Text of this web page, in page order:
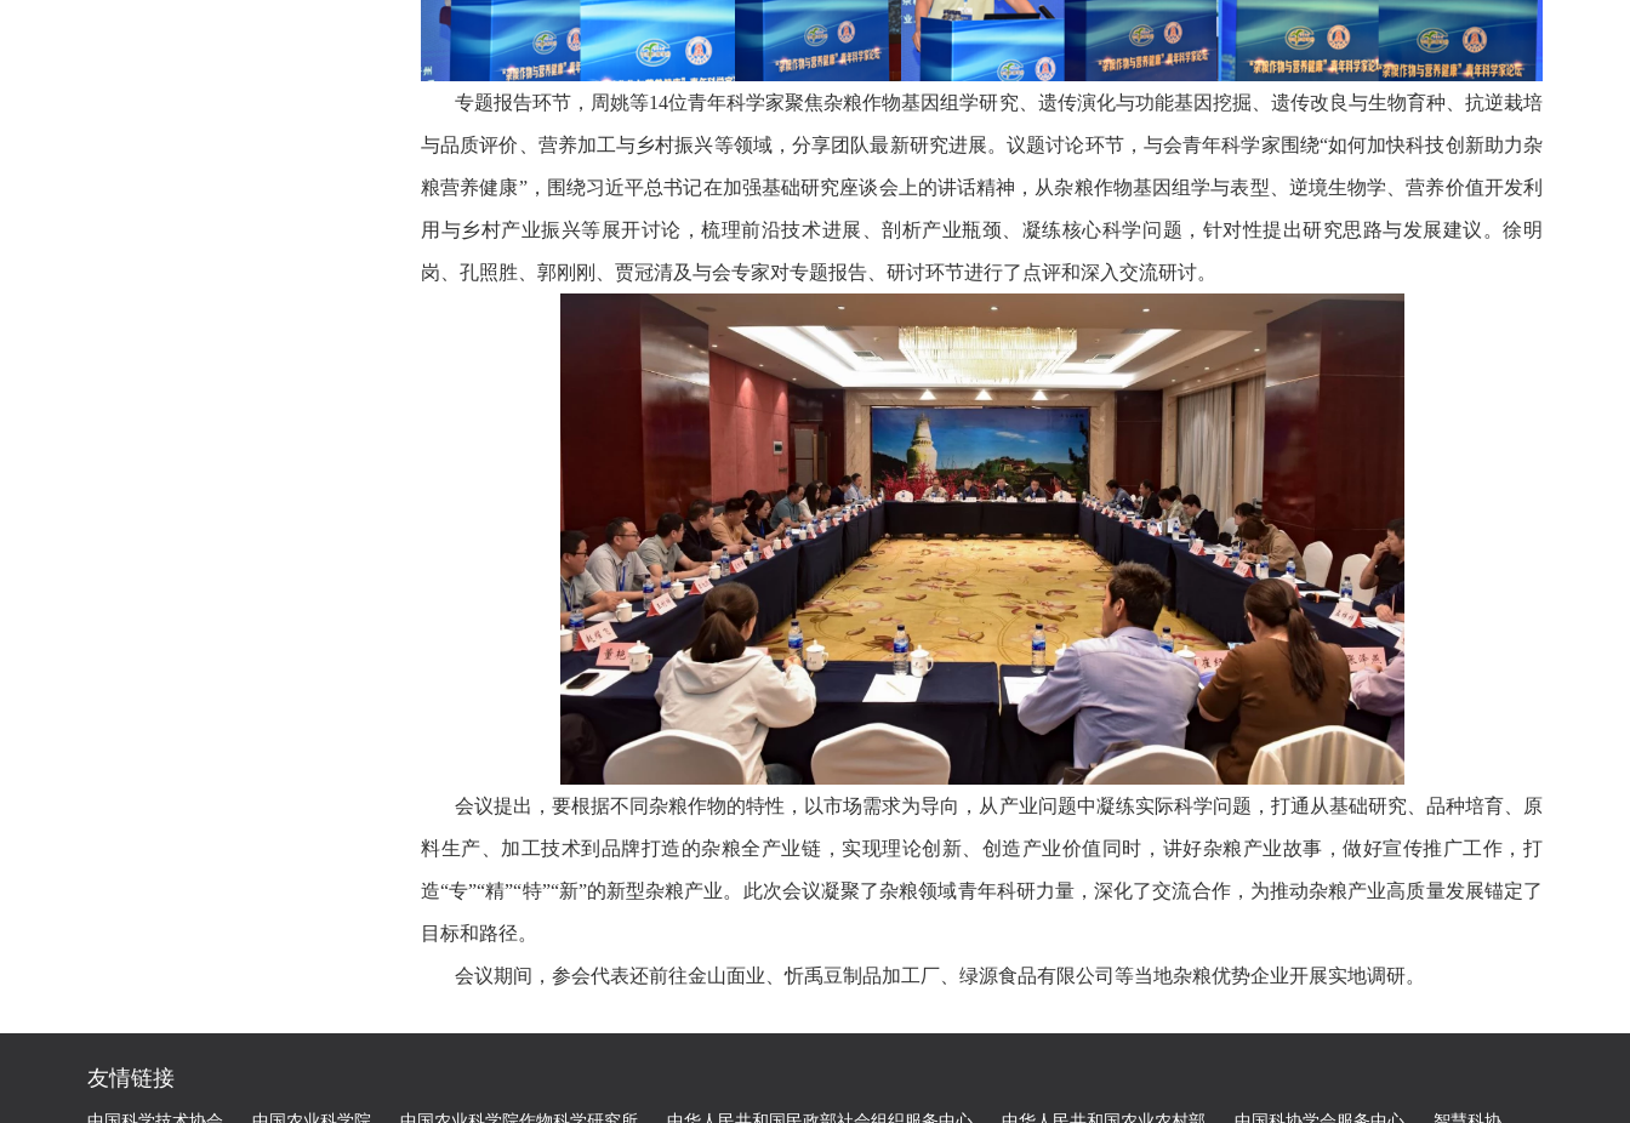
专题报告环节，周姚等14位青年科学家聚焦杂粮作物基因组学研究、遗传演化与功能基因挖掘、遗传改良与生物育种、抗逆栽培
与品质评价、营养加工与乡村振兴等领域，分享团队最新研究进展。议题讨论环节，与会青年科学家围绕“如何加快科技创新助力杂
粮营养健康”，围绕习近平总书记在加强基础研究座谈会上的讲话精神，从杂粮作物基因组学与表型、逆境生物学、营养价值开发利
用与乡村产业振兴等展开讨论，梳理前沿技术进展、剖析产业瓶颈、凝练核心科学问题，针对性提出研究思路与发展建议。徐明
岗、孔照胜、郭刚刚、贾冠清及与会专家对专题报告、研讨环节进行了点评和深入交流研讨。
会议提出，要根据不同杂粮作物的特性，以市场需求为导向，从产业问题中凝练实际科学问题，打通从基础研究、品种培育、原
料生产、加工技术到品牌打造的杂粮全产业链，实现理论创新、创造产业价值同时，讲好杂粮产业故事，做好宣传推广工作，打
造“专”“精”“特”“新”的新型杂粮产业。此次会议凝聚了杂粮领域青年科研力量，深化了交流合作，为推动杂粮产业高质量发展锚定了
目标和路径。
会议期间，参会代表还前往金山面业、忻禹豆制品加工厂、绿源食品有限公司等当地杂粮优势企业开展实地调研。
友情链接